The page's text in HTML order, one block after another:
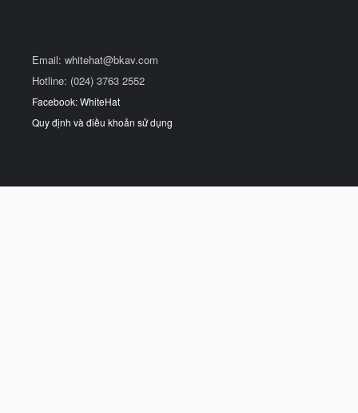
Email: whitehat@bkav.com
Hotline: (024) 3763 2552
Facebook: WhiteHat
Quy định và điều khoản sử dụng